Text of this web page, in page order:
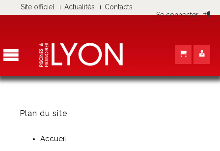
Site officiel Actualités
Contacts
Se connecter
Plan du site
Accueil
Panneau de gestion des cookies